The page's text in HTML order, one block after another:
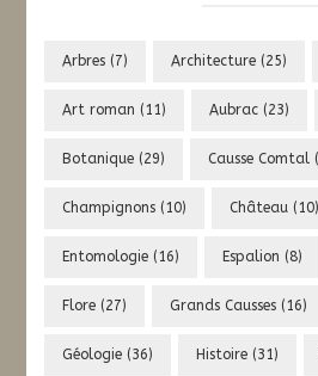
Arbres (7) Architecture (25)
Art roman (11) Aubrac (23)
Botanique (29) Causse Comtal
Champignons (10) Château (10)
Entomologie (16) Espalion (8)
Flore (27) Grands Causses (16)
Géologie (36) Histoire (31)